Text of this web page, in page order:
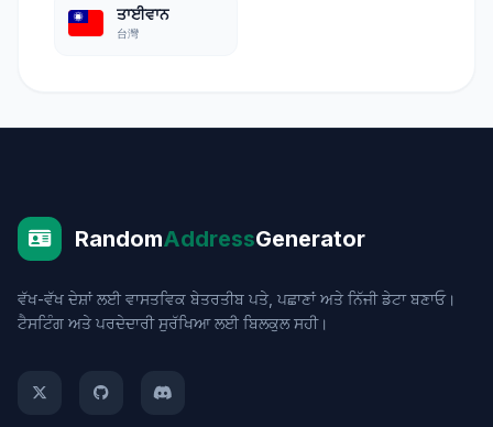
ਤਾਈਵਾਨ
台灣
RandomAddressGenerator
ਵੱਖ-ਵੱਖ ਦੇਸ਼ਾਂ ਲਈ ਵਾਸਤਵਿਕ ਬੇਤਰਤੀਬ ਪਤੇ, ਪਛਾਣਾਂ ਅਤੇ ਨਿੱਜੀ ਡੇਟਾ ਬਣਾਓ।
ਟੈਸਟਿੰਗ ਅਤੇ ਪਰਦੇਦਾਰੀ ਸੁਰੱਖਿਆ ਲਈ ਬਿਲਕੁਲ ਸਹੀ।